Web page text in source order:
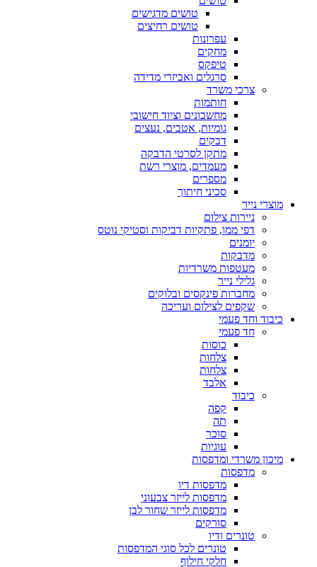
טושים מדגישים
טושים רחיצים
עפרונות
מחקים
טיפקס
סרגלים ואביזרי מדידה
צרכי משרד
חותמות
מחשבונים וציוד חישובי
גומיות, אטבים, נעצים
דבקים
מתקן לסרטי הדבקה
מעמדים, מוצרי רשת
מספרים
סכיני חיתוך
מוצרי נייר
ניירות צילום
דפי ממו, פתקיות דביקות וסטיקי נוטס
יומנים
מדבקות
מעטפות משרדיות
גלילי נייר
מחברות פינקסים ובלוקים
שקפים לצילום ועריכה
כיבוד וחד פעמי
חד פעמי
כוסות
צלחות
צלחות
אלבד
כיבוד
קפה
תה
סוכר
עוגיות
מיכון משרדי ומדפסות
מדפסות
מדפסות דיו
מדפסות לייזר צבעוני
מדפסות לייזר שחור לבן
סורקים
טונרים ודיו
טונרים לכל סוגי המדפסות
חלקי חילוף